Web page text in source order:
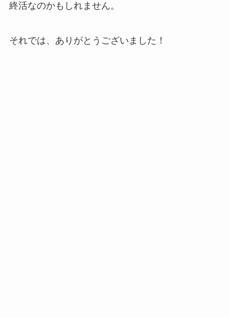
終活なのかもしれません。
それでは、ありがとうございました！